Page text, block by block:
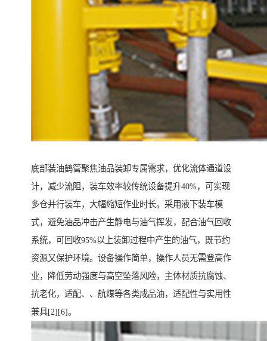
底部装油鹤管聚焦油品装卸专属需求，优化流体通道设
计，减少流阻，装车效率较传统设备提升40%，可实现
多仓并行装车，大幅缩短作业时长。采用液下装车模
式，避免油品冲击产生静电与油气挥发，配合油气回收
系统，可回收95%以上装卸过程中产生的油气，既节约
资源又保护环境。设备操作简单，操作人员无需登高作
业，降低劳动强度与高空坠落风险，主体材质抗腐蚀、
抗老化，适配、、航煤等各类成品油，适配性与实用性
兼具[2][6]。